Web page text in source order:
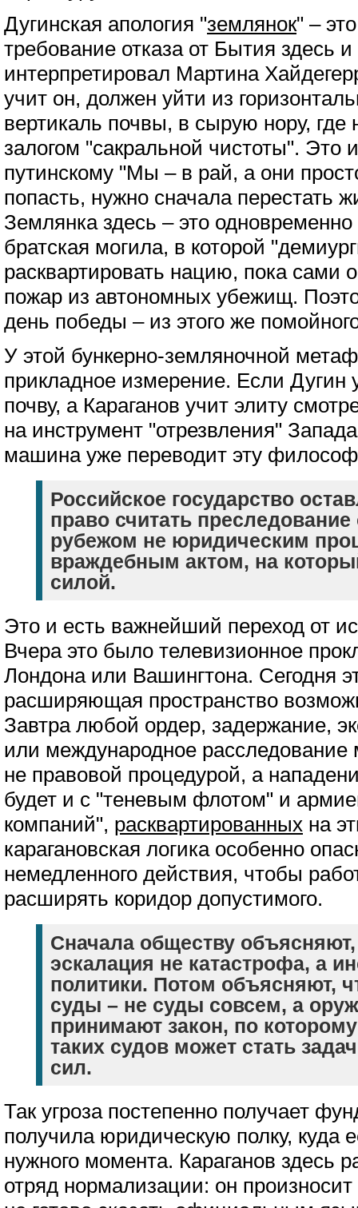
Дугинская апология "землянок" –
требование отказа от Бытия здесь и
интерпретировал Мартина
учит он, должен уйти из
вертикаль почвы, в сырую нору, где
залогом "сакральной чистоты". Это
путинскому "Мы – в рай, а они
попасть, нужно сначала перестать
Землянка здесь – это
братская могила, в которой
расквартировать нацию, пока сами
пожар из автономных убежищ.
день победы – из этого же
У этой бункерно-земляночной
прикладное измерение. Если Дугин
почву, а Караганов учит элиту
на инструмент "отрезвления"
машина уже переводит эту
Российское государство
право считать
рубежом не юридическим
враждебным актом, на
силой.
Это и есть важнейший переход от
Вчера это было телевизионное
Лондона или Вашингтона. Сегодня
расширяющая пространство
Завтра любой ордер, задержание,
или международное расследование
не правовой процедурой, а
будет и с "теневым флотом" и
компаний", расквартированных на
карагановская логика особенно
немедленного действия, чтобы
расширять коридор допустимого.
Сначала обществу
эскалация не катастрофа, а
политики. Потом объясняют,
суды – не суды совсем, а
принимают закон, по
таких судов может стать
сил.
Так угроза постепенно получает
получила юридическую полку, куда
нужного момента. Караганов здесь
отряд нормализации: он произносит